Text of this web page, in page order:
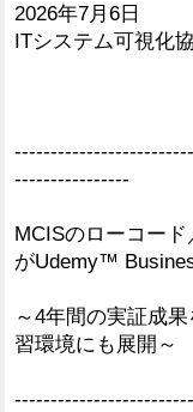
2026年7月6日
ITシステム可視化
----------------
MCISのローコー
がUdemy™
～4年間の実証成
習環境にも展開～